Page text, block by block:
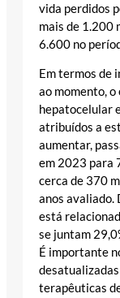
vida perdidos
mais de 1.200
6.600 no
Em termos de
ao momento,
hepatocelular
atribuídos a
aumentar,
em 2023 para
cerca de 370
anos avaliado.
está
se juntam
É importante
terapêuticas